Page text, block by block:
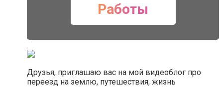
Работы
Друзья, приглашаю вас на мой видеоблог про
переезд на землю, путешествия, жизнь